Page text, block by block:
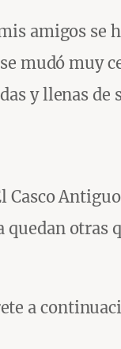
amigos se
mudó muy
y llenas de
otras
a